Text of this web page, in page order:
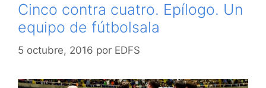
Cinco contra cuatro. Epílogo. Un
equipo de fútbolsala
5 octubre, 2016 por EDFS